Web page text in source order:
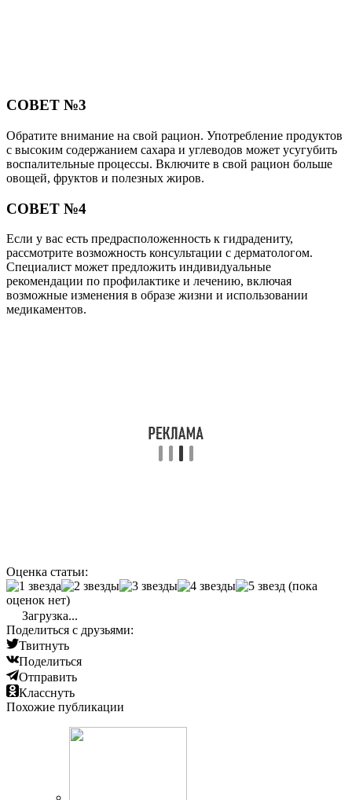
СОВЕТ №3
Обратите внимание на свой рацион. Употребление продуктов
с высоким содержанием сахара и углеводов может усугубить
воспалительные процессы. Включите в свой рацион больше
овощей, фруктов и полезных жиров.
СОВЕТ №4
Если у вас есть предрасположенность к гидрадениту,
рассмотрите возможность консультации с дерматологом.
Специалист может предложить индивидуальные
рекомендации по профилактике и лечению, включая
возможные изменения в образе жизни и использовании
медикаментов.
Оценка статьи:
(пока
оценок нет)
Загрузка...
Поделиться с друзьями:
Твитнуть
Поделиться
Отправить
Класснуть
Похожие публикации